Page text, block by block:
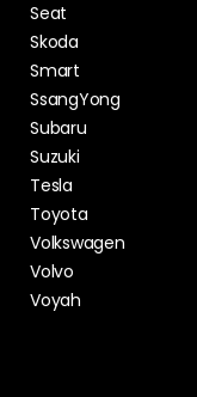
Seat
Skoda
Smart
SsangYong
Subaru
Suzuki
Tesla
Toyota
Volkswagen
Volvo
Voyah